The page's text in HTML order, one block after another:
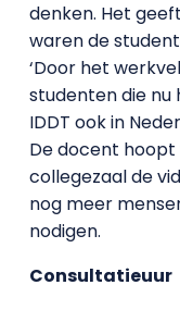
denken. Het
waren de
‘Door het
studenten die nu
IDDT ook in
De docent
collegezaal de
nog meer
nodigen.
Consultatieuur